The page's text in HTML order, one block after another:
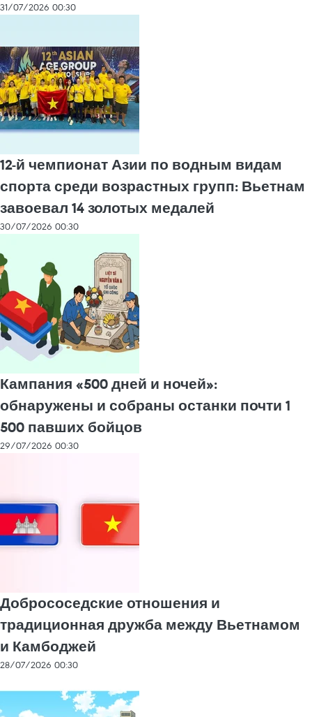
31/07/2026 00:30
12-й чемпионат Азии по водным видам
спорта среди возрастных групп: Вьетнам
завоевал 14 золотых медалей
30/07/2026 00:30
Кампания «500 дней и ночей»:
обнаружены и собраны останки почти 1
500 павших бойцов
29/07/2026 00:30
Добрососедские отношения и
традиционная дружба между Вьетнамом
и Камбоджей
28/07/2026 00:30